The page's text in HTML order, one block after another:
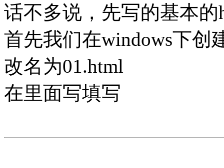
话不多说，先写的基本的
首先我们在windows下创
改名为01.html
在里面写填写